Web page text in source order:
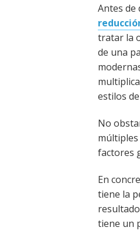
Antes de
tratar la
de una
estilos
No
múltiples
factores
En
tiene la
tiene un